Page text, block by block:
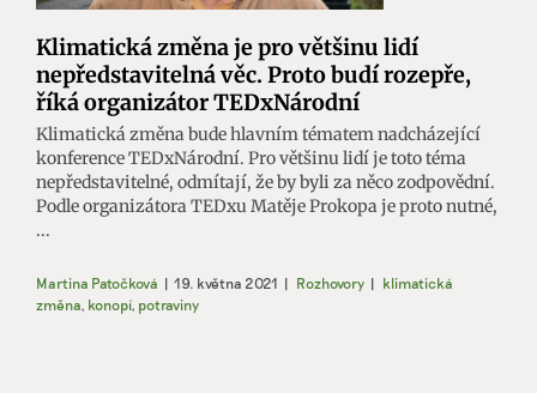
Klimatická změna je pro většinu lidí
nepředstavitelná věc. Proto budí rozepře,
říká organizátor TEDxNárodní
Klimatická změna bude hlavním tématem nadcházející
konference TEDxNárodní. Pro většinu lidí je toto téma
nepředstavitelné, odmítají, že by byli za něco zodpovědní.
Podle organizátora TEDxu Matěje Prokopa je proto nutné,
...
Martina Patočková | 19. května 2021 | Rozhovory | klimatická
změna, konopí, potraviny